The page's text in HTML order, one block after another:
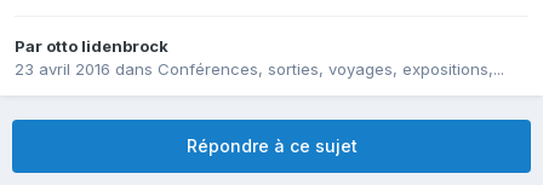
Par otto lidenbrock
23 avril 2016 dans Conférences, sorties, voyages, expositions,...
Répondre à ce sujet